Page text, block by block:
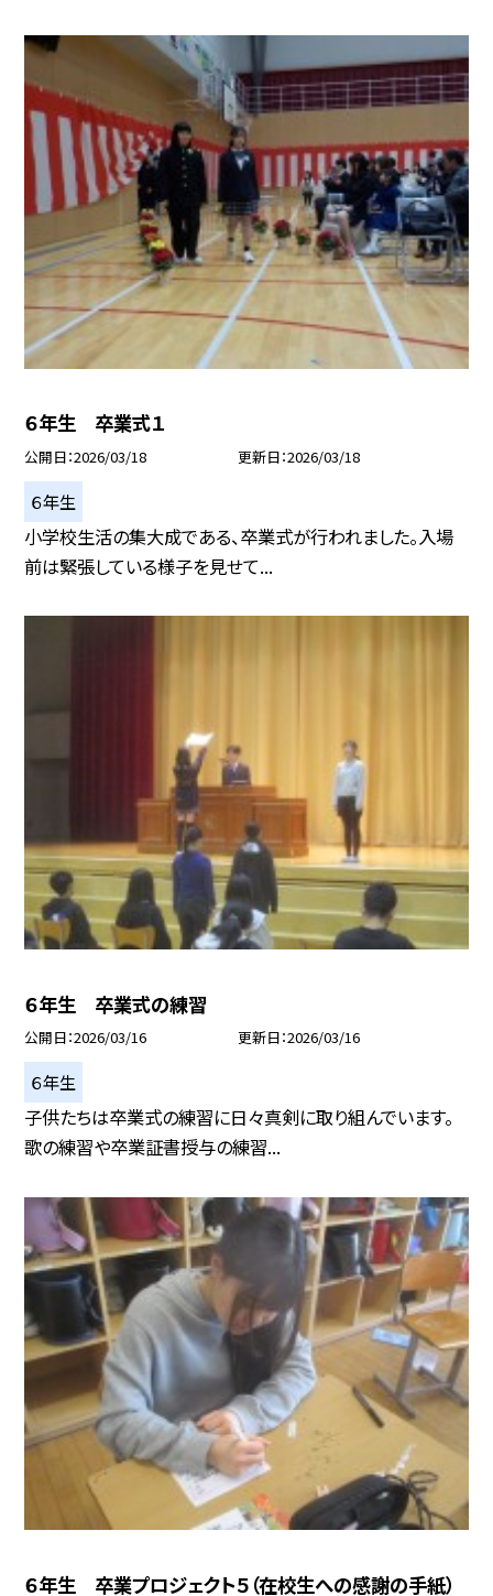
６年生 卒業式１
公開日 2026/03/18 更新日 2026/03/18
６年生
小学校生活の集大成である、卒業式が行われました。入場
前は緊張している様子を見せて...
６年生 卒業式の練習
公開日 2026/03/16 更新日 2026/03/16
６年生
子供たちは卒業式の練習に日々真剣に取り組んでいます。
歌の練習や卒業証書授与の練習...
６年生 卒業プロジェクト５（在校生への感謝の手紙）